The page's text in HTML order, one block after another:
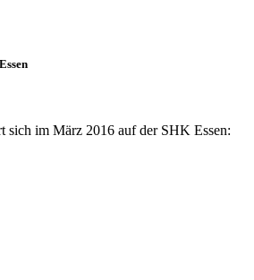
sich im März 2016 auf der SHK Essen: